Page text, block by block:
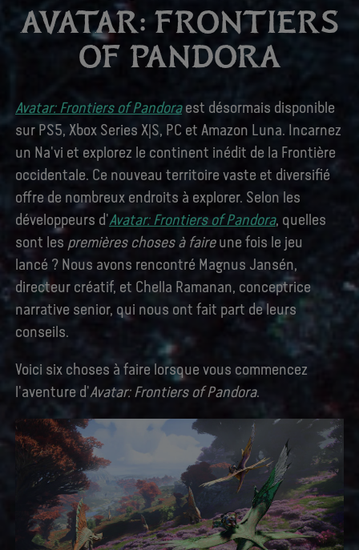
AVATAR: FRONTIERS
OF PANDORA
Avatar: Frontiers of Pandoraest désormais disponible
sur PS5, Xbox Series X|S, PC et Amazon Luna. Incarnez
un Na'vi et explorez le continent inédit de la Frontière
occidentale. Ce nouveau territoire vaste et diversifié
offre de nombreux endroits à explorer. Selon les
développeurs d'Avatar: Frontiers of Pandora, quelles
sont les premières choses à faireune fois le jeu
lancé ? Nous avons rencontré Magnus Jansén,
directeur créatif, et Chella Ramanan, conceptrice
narrative senior, qui nous ont fait part de leurs
conseils.
Voici six choses à faire lorsque vous commencez
l'aventure d'Avatar: Frontiers of Pandora.